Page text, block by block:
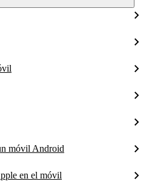
móvil Android
en el móvil